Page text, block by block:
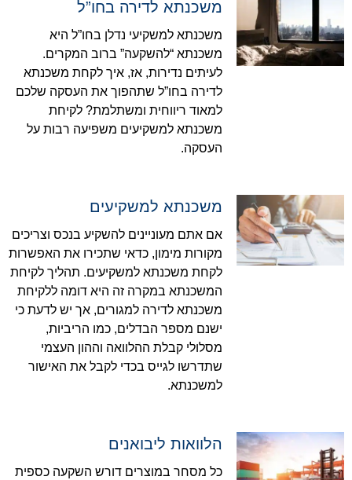
משכנתא לדירה בחו”ל
משכנתא למשקיעי נדלן בחו”ל היא
משכנתא “להשקעה” ברוב המקרים.
לעיתים נדירות, אז, איך לקחת משכנתא
לדירה בחו”ל שתהפוך את העסקה שלכם
למאוד ריווחית ומשתלמת? לקיחת
משכנתא למשקיעים משפיעה רבות על
העסקה.
משכנתא למשקיעים
אם אתם מעוניינים להשקיע בנכס וצריכים
מקורות מימון, כדאי שתכירו את האפשרות
לקחת משכנתא למשקיעים. תהליך לקיחת
המשכנתא במקרה זה היא דומה ללקיחת
משכנתא לדירה למגורים, אך יש לדעת כי
ישנם מספר הבדלים, כמו הריביות,
מסלולי קבלת ההלוואה וההון העצמי
שתדרשו לגייס בכדי לקבל את האישור
למשכנתא.
הלוואות ליבואנים
כל מסחר במוצרים דורש השקעה כספית